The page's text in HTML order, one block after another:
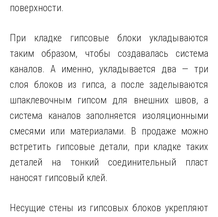
поверхности.
При кладке гипсовые блоки укладываются
таким образом, чтобы создавалась система
каналов. А именно, укладывается два — три
слоя блоков из гипса, а после заделываются
шпаклевочным гипсом для внешних швов, а
система каналов заполняется изоляционными
смесями или материалами. В продаже можно
встретить гипсовые детали, при кладке таких
деталей на тонкий соединительный пласт
наносят гипсовый клей.
Несущие стены из гипсовых блоков укрепляют